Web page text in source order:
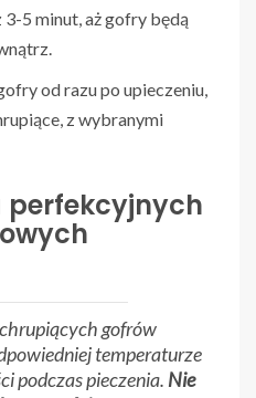
5 minut, aż gofry będą
od razu po upieczeniu,
z wybranymi
perfekcyjnych
gofrów
temperaturze
podczas pieczenia. Nie